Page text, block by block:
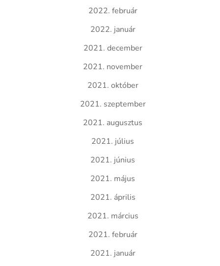
2022. február
2022. január
2021. december
2021. november
2021. október
2021. szeptember
2021. augusztus
2021. július
2021. június
2021. május
2021. április
2021. március
2021. február
2021. január